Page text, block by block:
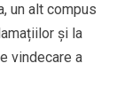
un alt compus
și la
vindecare a